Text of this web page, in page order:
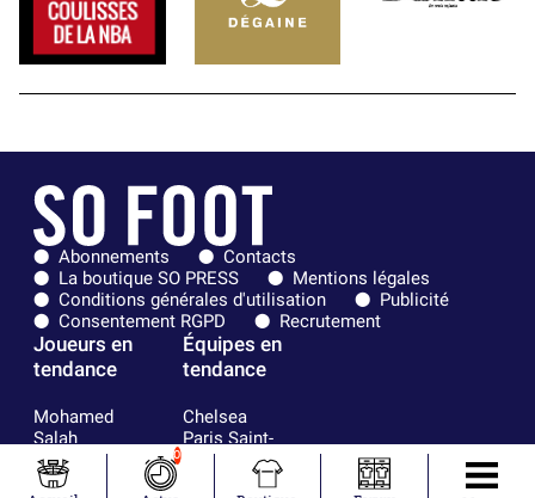
Abonnements
Contacts
La boutique SO PRESS
Mentions légales
Conditions générales d'utilisation
Publicité
Consentement RGPD
Recrutement
Joueurs en
tendance
Mohamed
Salah
Mykhailo
Mudryk
Équipes en
tendance
Chelsea
Paris Saint-
Germain
0